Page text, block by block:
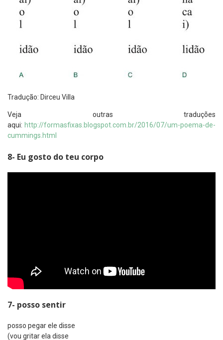
Tradução: Dirceu Villa
Veja outras traduções
aqui: http://formasfixas.blogspot.com.br/2016/07/um-poema-de-
cummings.html
8- Eu gosto do teu corpo
7- posso sentir
posso pegar ele disse
(vou gritar ela disse